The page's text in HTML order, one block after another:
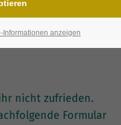
nicht zufrieden.
Formular
Informationen anzeigen